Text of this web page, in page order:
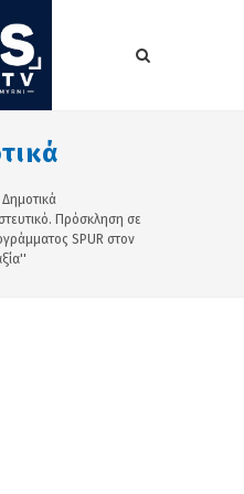
Δημοτικά
Πρόσκληση σε
SPUR στον